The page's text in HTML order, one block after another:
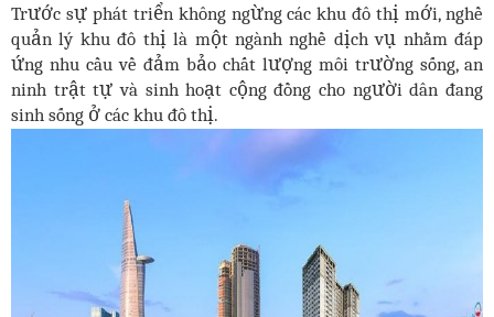
Trước sự phát triển không ngừng các khu đô thị mới, nghề
quản lý khu đô thị là một ngành nghề dịch vụ nhằm đáp
ứng nhu cầu về đảm bảo chất lượng môi trường sống, an
ninh trật tự và sinh hoạt cộng đồng cho người dân đang
sinh sống ở các khu đô thị.